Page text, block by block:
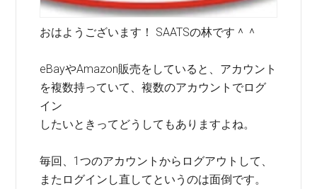
おはようございます！ SAATSの林です＾＾
eBayやAmazon販売をしていると、アカウント
を複数持っていて、複数のアカウントでログ
イン
したいときってどうしてもありますよね。
毎回、1つのアカウントからログアウトして、
またログインし直してというのは面倒です。